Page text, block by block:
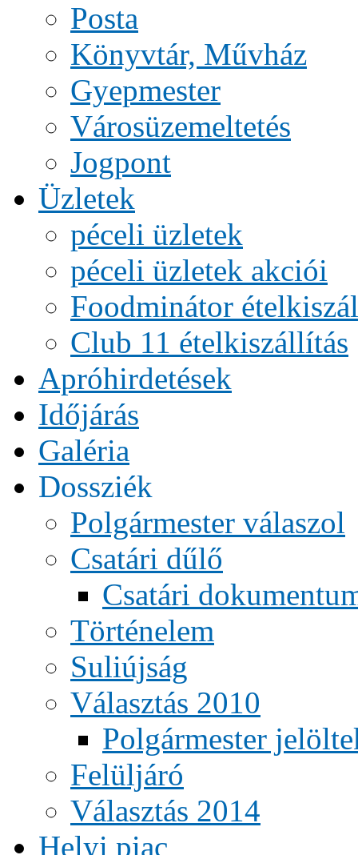
Posta
Könyvtár, Művház
Gyepmester
Városüzemeltetés
Jogpont
Üzletek
péceli üzletek
péceli üzletek akciói
Foodminátor
Club 11 ételkiszállítás
Apróhirdetések
Időjárás
Galéria
Dossziék
Polgármester válaszol
Csatári dűlő
Csatári
Történelem
Suliújság
Választás 2010
Polgármester
Felüljáró
Választás 2014
Helyi piac